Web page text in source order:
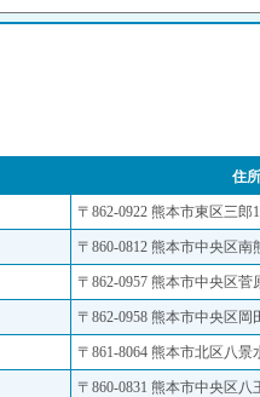
住所
〒862-0922 熊本市東区三郎
〒860-0812 熊本市中央区南
〒862-0957 熊本市中央区菅
〒862-0958 熊本市中央区岡
〒861-8064 熊本市北区八景
〒860-0831 熊本市中央区八